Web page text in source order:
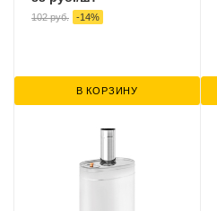
102руб. -14%
В КОРЗИНУ